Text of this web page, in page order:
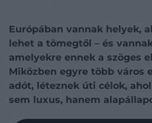
Európában vannak helyek,
lehet a tömegtől – és
amelyekre ennek a szöges
Miközben egyre több város
adót, léteznek úti célok,
sem luxus, hanem